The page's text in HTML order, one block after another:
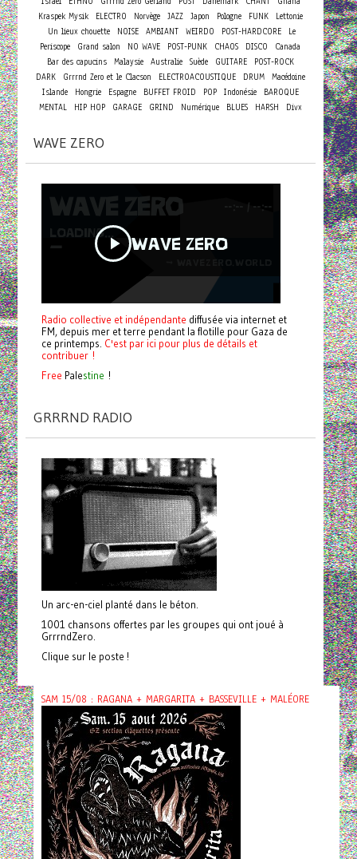
Kraspek Mysik
ELECTRO Norvège JAZZ Japon Pologne FUNK
Lettonie
Un lieux chouette
NOISE AMBIANT WEIRDO POST-HARDCORE
Le
Periscope
Grand salon NO WAVE POST-PUNK CHAOS DISCO
Canada
Bar des capucins Malaysie Australie Suède GUITARE
POST-ROCK
DARK
Grrrnd Zero et le Clacson ELECTROACOUSTIQUE DRUM Macédoine
Islande
Hongrie Espagne BUFFET FROID POP Indonésie
BAROQUE
MENTAL
HIP HOP GARAGE GRIND Numérique BLUES HARSH Divx
WAVE ZERO
Radio collective et indépendante diffusée via internet et
FM, depuis mer et terre pendant la flotille pour Gaza de
ce printemps. C'est par ici pour plus de détails et
contribuer !
Free Palestine !
GRRRND RADIO
Un arc-en-ciel planté dans le béton.
1001 chansons offertes par les groupes qui ont joué à
GrrrndZero.
Clique sur le poste !
SAM 15/08 : RAGANA + MARGARITA + BASSEVILLE + MALÉORE